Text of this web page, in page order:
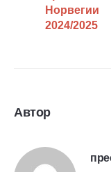
Норвегии
2024/2025
Автор